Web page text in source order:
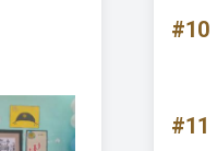
#10
#11